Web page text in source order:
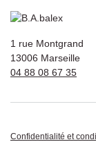
1 rue Montgrand
13006 Marseille
04 88 08 67 35
Confidentialité et